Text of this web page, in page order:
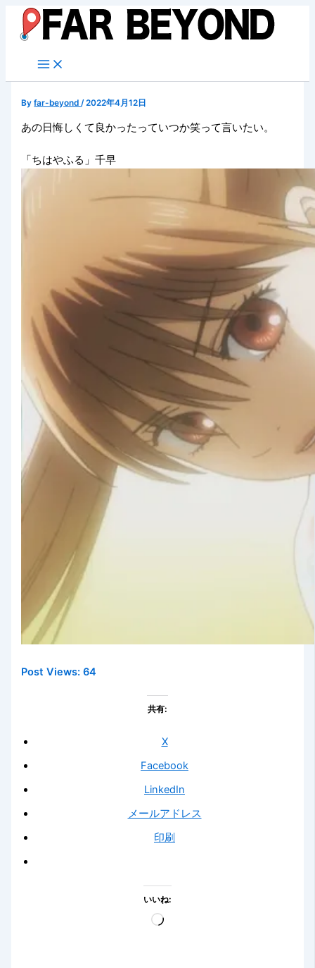
キ
Byfar-beyond/2022年4月12日
あの日悔しくて良かったっていつか笑って言いたい。
「ちはやふる」千早
Post Views: 64
共有:
X
Facebook
LinkedIn
メールアドレス
印刷
いいね:
読